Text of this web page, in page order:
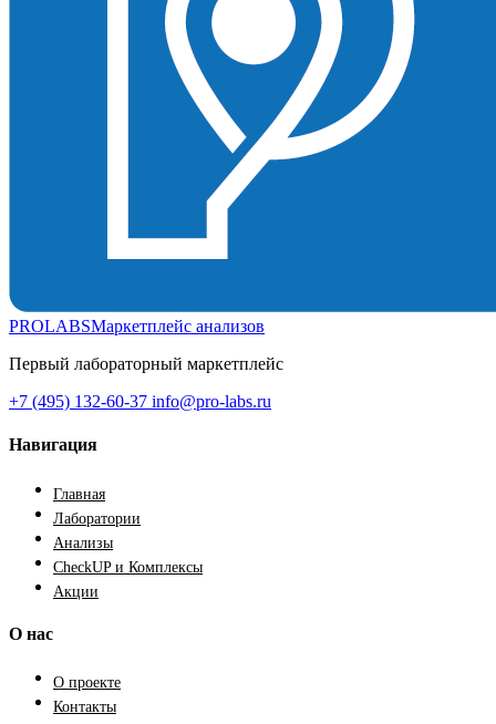
PROLABSМаркетплейс анализов
Первый лабораторный маркетплейс
+7 (495) 132-60-37 info@pro-labs.ru
Навигация
Главная
Лаборатории
Анализы
CheckUP и Комплексы
Акции
О нас
О проекте
Контакты